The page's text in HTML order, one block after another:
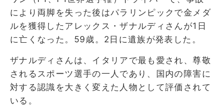
により両脚を失った後はパラリンピックで金メダ
ルを獲得したアレックス・ザナルディさんが1日
に亡くなった。59歳。2日に遺族が発表した。
ザナルディさんは、イタリアで最も愛され、尊敬
されるスポーツ選手の一人であり、国内の障害に
対する認識を大きく変えた人物として評価されて
いる。